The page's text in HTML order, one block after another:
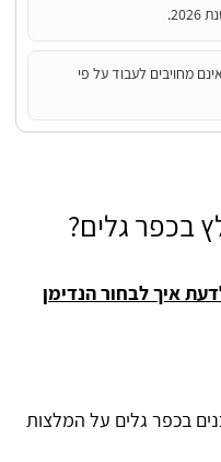
מחויבים לעבוד על פי
בכפר גלים?
איך לבחור הנדימן
בכפר גלים על המלצות